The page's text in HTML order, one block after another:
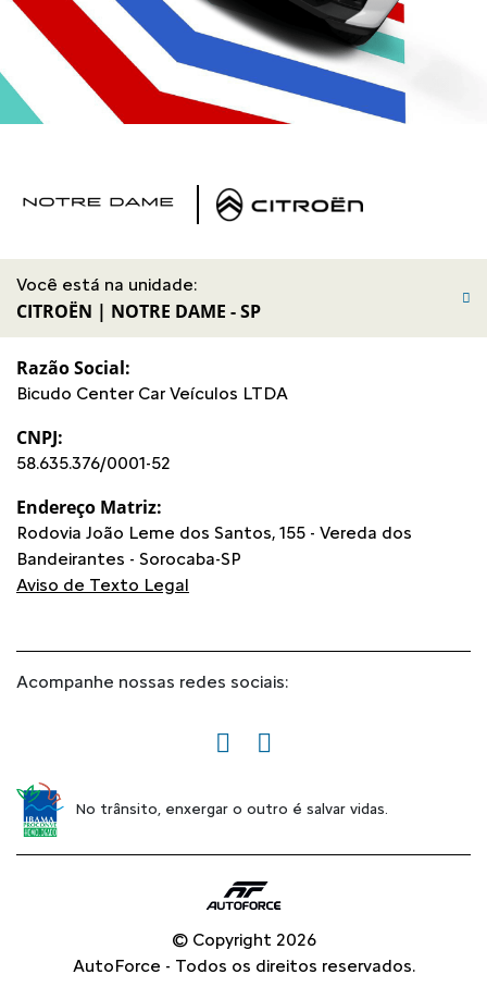
Você está na unidade:
CITROËN | NOTRE DAME - SP
Razão Social:
Bicudo Center Car Veículos LTDA
CNPJ:
58.635.376/0001-52
Endereço Matriz:
Rodovia João Leme dos Santos, 155 - Vereda dos
Bandeirantes - Sorocaba-SP
Aviso de Texto Legal
Acompanhe nossas redes sociais:
No trânsito, enxergar o outro é salvar vidas.
© Copyright 2026
AutoForce - Todos os direitos reservados.